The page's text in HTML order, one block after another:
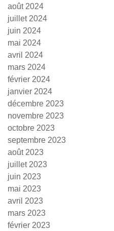
août 2024
juillet 2024
juin 2024
mai 2024
avril 2024
mars 2024
février 2024
janvier 2024
décembre 2023
novembre 2023
octobre 2023
septembre 2023
août 2023
juillet 2023
juin 2023
mai 2023
avril 2023
mars 2023
février 2023